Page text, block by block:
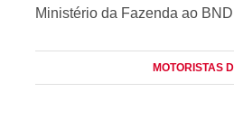
Ministério da Fazenda ao
MOTORISTAS